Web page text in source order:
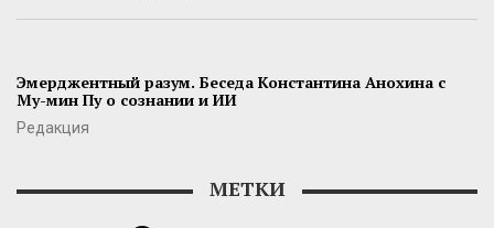
Эмерджентный разум. Беседа Константина Анохина с
Му-мин Пу о сознании и ИИ
Редакция
МЕТКИ